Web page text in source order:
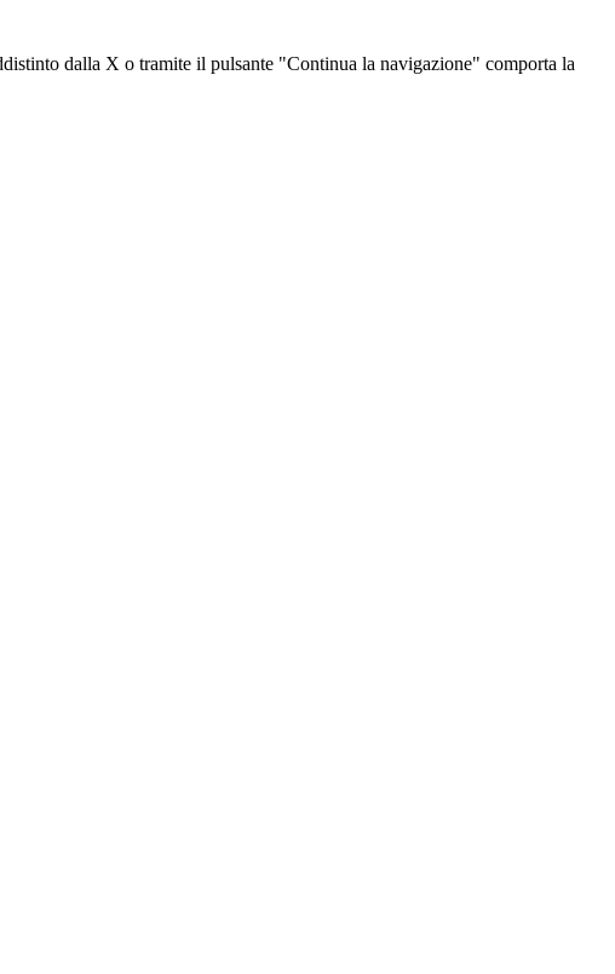
dalla X o tramite il pulsante "Continua la navigazione" comporta la